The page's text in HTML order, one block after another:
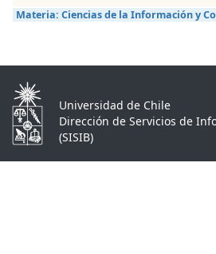
Materia: Ciencias de la Información y
Universidad de Chile
Dirección de Servicios de
(SISIB)